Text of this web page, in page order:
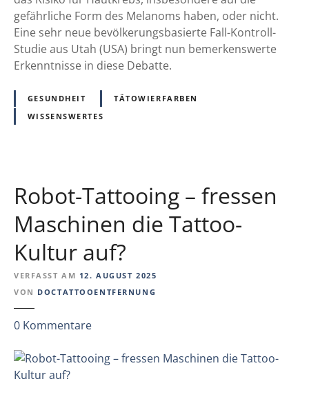
T
a
t
t
o
S
v
e
r
s
t
e
:
T
a
t
o
d
s
v
e
r
r
n
e
gefährliche Form des Melanoms haben, oder nicht.
Eine sehr neue bevölkerungsbasierte Fall-Kontroll-
Studie aus Utah (USA) bringt nun bemerkenswerte
Erkenntnisse in diese Debatte.
GESUNDHEIT
TÄTOWIERFARBEN
WISSENSWERTES
Robot-Tattooing – fressen
Maschinen die Tattoo-
Kultur auf?
VERFASST AM 12. AUGUST 2025
VON DOCTATTOOENTFERNUNG
0 Kommentarez
R